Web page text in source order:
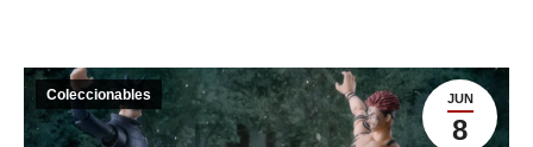
JUN
8
Coleccionables